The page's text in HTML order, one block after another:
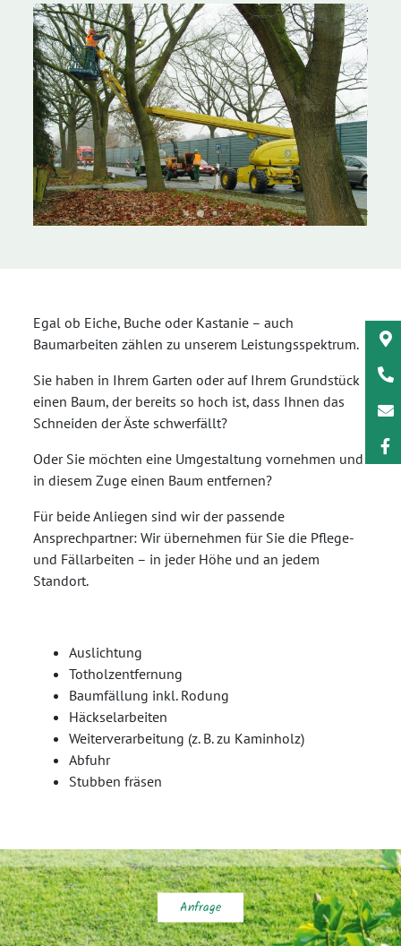
Egal ob Eiche, Buche oder Kastanie – auch
Baumarbeiten zählen zu unserem Leistungsspektrum.
Sie haben in Ihrem Garten oder auf Ihrem Grundstück
einen Baum, der bereits so hoch ist, dass Ihnen das
Schneiden der Äste schwerfällt?
Oder Sie möchten eine Umgestaltung vornehmen und
in diesem Zuge einen Baum entfernen?
Für beide Anliegen sind wir der passende
Ansprechpartner: Wir übernehmen für Sie die Pflege-
und Fällarbeiten – in jeder Höhe und an jedem
Standort.
Auslichtung
Totholzentfernung
Baumfällung inkl. Rodung
Häckselarbeiten
Weiterverarbeitung (z. B. zu Kaminholz)
Abfuhr
Stubben fräsen
Anfrage